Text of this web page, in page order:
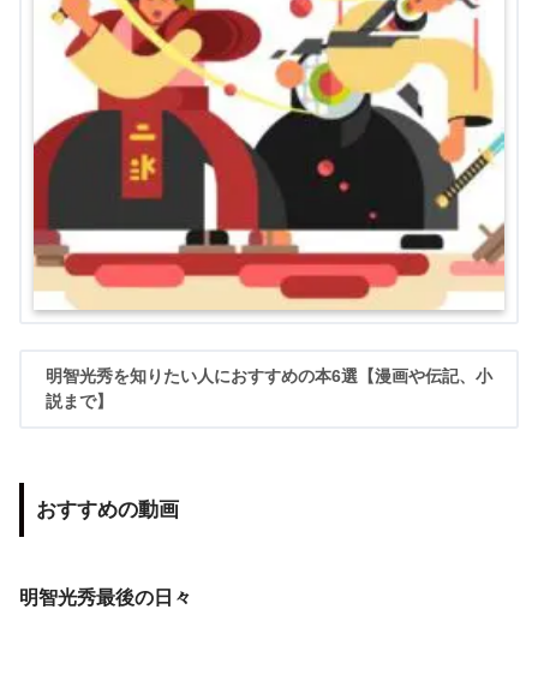
明智光秀を知りたい人におすすめの本6選【漫画や伝記、小
説まで】
おすすめの動画
明智光秀最後の日々